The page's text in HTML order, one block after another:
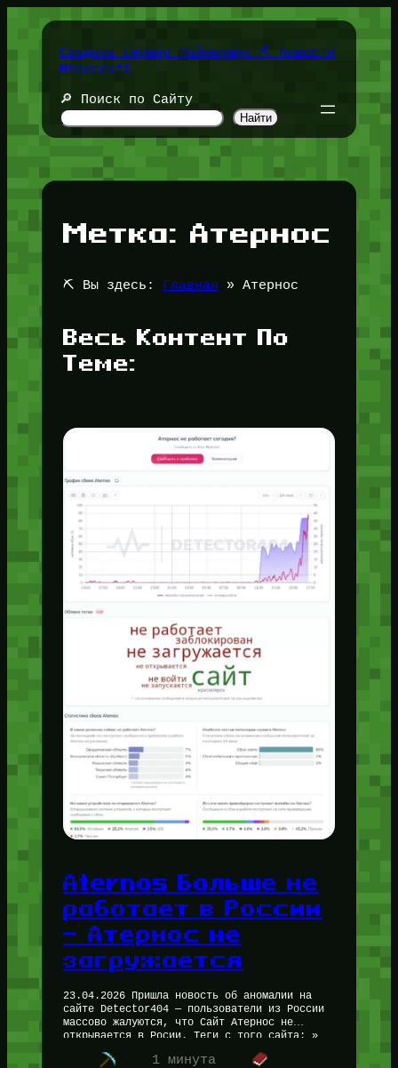
содержимомуСоздать сервер Майнкрафт ⛏️ Новости
Minecraft
🔎 Поиск по Сайту
Найти
Метка: Атернос
⛏️ Вы здесь: Главная » Атернос
Весь Контент По
Теме:
Aternos Больше не
работает в России
— Атернос не
загружается
23.04.2026 Пришла новость об аномалии на
сайте Detector404 — пользователи из России
массово жалуются, что Сайт Атернос не
открывается в Росии. Теги с того сайта: »
Не работает Атернос, Aternos…
1 минута